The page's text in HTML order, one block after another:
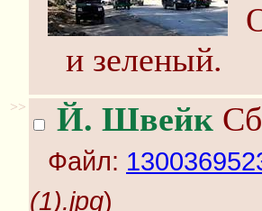
и зеленый.
>> Й. Швейк
Файл:
(1).jpg)